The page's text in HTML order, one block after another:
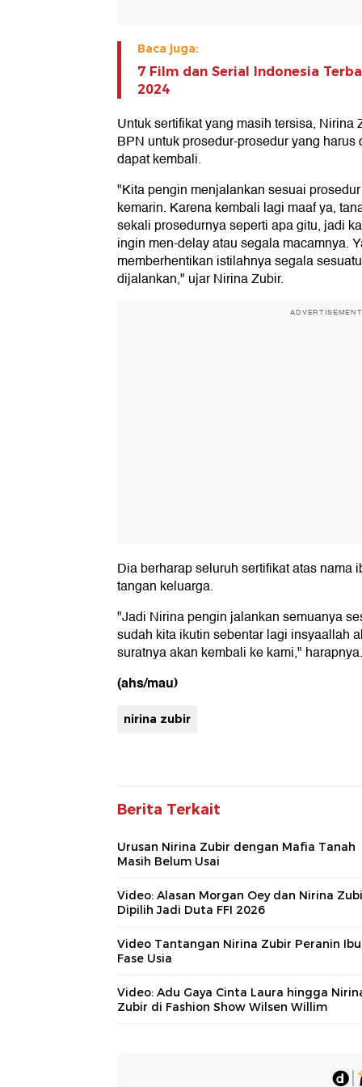
Baca juga:
7 Film dan Serial Indonesia
2024
Untuk sertifikat yang masih tersisa,
BPN untuk prosedur-prosedur yang
dapat kembali.
"Kita pengin menjalankan sesuai
kemarin. Karena kembali lagi maaf ya,
sekali prosedurnya seperti apa gitu, jadi
ingin men-delay atau segala macamnya.
memberhentikan istilahnya segala
dijalankan," ujar Nirina Zubir.
ADVERTISEMENT
Dia berharap seluruh sertifikat atas nama
tangan keluarga.
"Jadi Nirina pengin jalankan semuanya
sudah kita ikutin sebentar lagi insyaallah
suratnya akan kembali ke kami," harapnya.
(ahs/mau)
nirina zubir
Berita Terkait
Urusan Nirina Zubir dengan Mafia Tanah
Masih Belum Usai
Video: Alasan Morgan Oey dan Nirina
Dipilih Jadi Duta FFI 2026
Video Tantangan Nirina Zubir Peranin
Fase Usia
Video: Adu Gaya Cinta Laura hingga
Zubir di Fashion Show Wilsen Willim